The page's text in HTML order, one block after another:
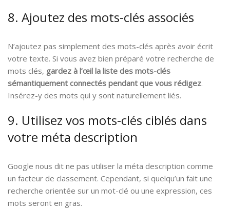
8. Ajoutez des mots-clés associés
N’ajoutez pas simplement des mots-clés après avoir écrit
votre texte. Si vous avez bien préparé votre recherche de
mots clés, gardez à l’œil la liste des mots-clés
sémantiquement connectés pendant que vous rédigez.
Insérez-y des mots qui y sont naturellement liés.
9. Utilisez vos mots-clés ciblés dans
votre méta description
Google nous dit ne pas utiliser la méta description comme
un facteur de classement. Cependant, si quelqu’un fait une
recherche orientée sur un mot-clé ou une expression, ces
mots seront en gras.